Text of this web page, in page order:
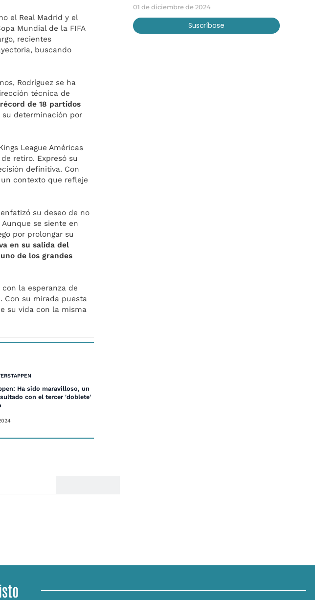
el Real Madrid y el
Mundial de la FIFA
recientes
buscando
Rodríguez se ha
técnica de
de 18 partidos
su determinación por
League Américas
retiro. Expresó su
definitiva. Con
contexto que refleje
su deseo de no
se siente en
por prolongar su
en su salida del
de los grandes
la esperanza de
Con su mirada puesta
su vida con la misma
Ha sido maravilloso, un
con el tercer 'doblete'
01 de diciembre de 2024
Suscríbase